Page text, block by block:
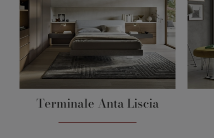
Terminale Anta Liscia